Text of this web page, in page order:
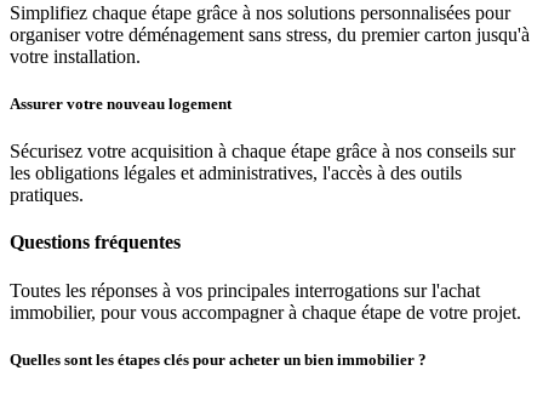
Simplifiez chaque étape grâce à nos solutions personnalisées pour
organiser votre déménagement sans stress, du premier carton jusqu'à
votre installation.
Assurer votre nouveau logement
Sécurisez votre acquisition à chaque étape grâce à nos conseils sur
les obligations légales et administratives, l'accès à des outils
pratiques.
Questions fréquentes
Toutes les réponses à vos principales interrogations sur l'achat
immobilier, pour vous accompagner à chaque étape de votre projet.
Quelles sont les étapes clés pour acheter un bien immobilier ?